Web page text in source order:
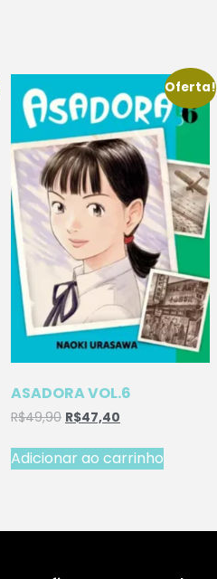
Oferta!
ASADORA VOL.6
R$49,90 R$47,40
Adicionar ao carrinho